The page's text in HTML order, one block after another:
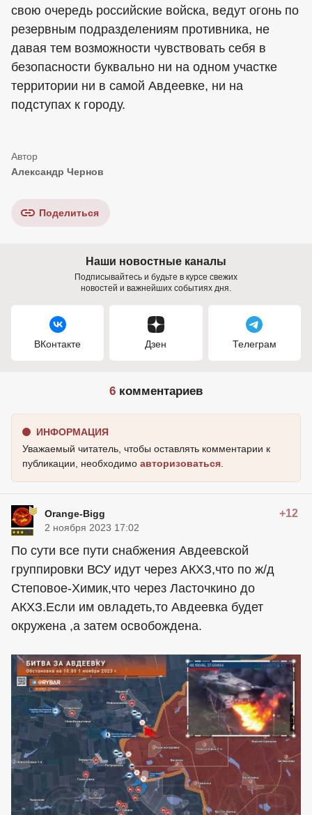
свою очередь российские войска, ведут огонь по
резервным подразделениям противника, не
давая тем возможности чувствовать себя в
безопасности буквально ни на одном участке
территории ни в самой Авдеевке, ни на
подступах к городу.
Александр Чернов
Поделиться
Наши новостные каналы
Подписывайтесь и будьте в курсе свежих
новостей и важнейших событиях дня.
ВКонтакте Дзен Телеграм
6 комментариев
ИНФОРМАЦИЯ
Уважаемый читатель, чтобы оставлять комментарии к
публикации, необходимо авторизоваться
Orange-Bigg +12
2 ноября 2023 17:02
По сути все пути снабжения Авдеевской
группировки ВСУ идут через АКХЗ,что по ж/д
Степовое-Химик,что через Ласточкино до
АКХЗ.Если им овладеть,то Авдеевка будет
окружена ,а затем освобождена.